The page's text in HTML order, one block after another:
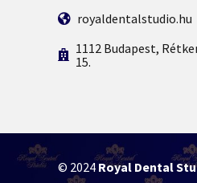
royaldentalstudio.hu
1112 Budapest,
15.
© 2024 Royal Dental